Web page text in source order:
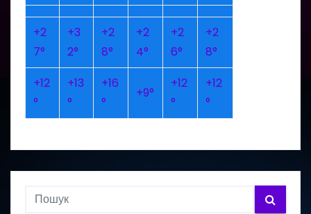
+2
7°
+3
2°
+2
8°
+2
4°
+2
6°
+2
8°
+12
°
+13
°
+16
°
+9°
+12
°
+12
°